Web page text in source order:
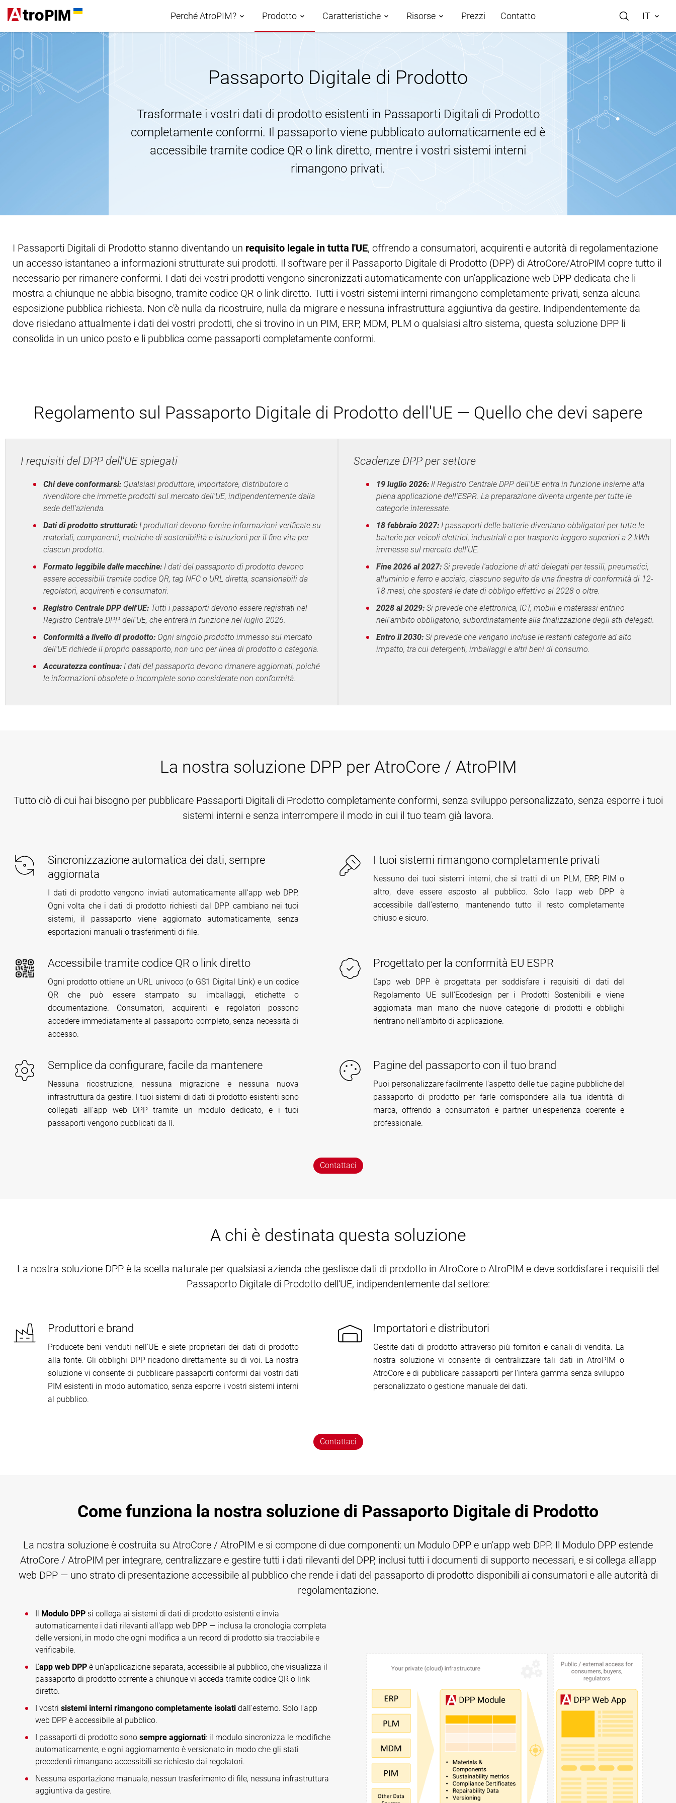
Perché AtroPIM? Prodotto
Roadmap
Classificazione dei dati del
Sindacato dei dati di
Conformità PPWR
Moduli
Integrazioni
PIM Amazon Integration
Caratteristiche
Panoramica delle
Gestione dei dati
Tassonomie
Esportazione dei dati
Gestione degli accessi
Risorse
Demos
AtroCore Store
Centro di assistenza
Prezzi Contatto IT
Passaporto Digitale di Prodotto
Trasformate i vostri dati di prodotto esistenti in Passaporti Digitali di Prodotto
completamente conformi. Il passaporto viene pubblicato automaticamente ed è
accessibile tramite codice QR o link diretto, mentre i vostri sistemi interni
rimangono privati.
I Passaporti Digitali di Prodotto stanno diventando un requisito legale in tutta l'UE, offrendo a consumatori, acquirenti e autorità di regolamentazione
un accesso istantaneo a informazioni strutturate sui prodotti. Il software per il Passaporto Digitale di Prodotto (DPP) di AtroCore/AtroPIM copre tutto il
necessario per rimanere conformi. I dati dei vostri prodotti vengono sincronizzati automaticamente con un'applicazione web DPP dedicata che li
mostra a chiunque ne abbia bisogno, tramite codice QR o link diretto. Tutti i vostri sistemi interni rimangono completamente privati, senza alcuna
esposizione pubblica richiesta. Non c'è nulla da ricostruire, nulla da migrare e nessuna infrastruttura aggiuntiva da gestire. Indipendentemente da
dove risiedano attualmente i dati dei vostri prodotti, che si trovino in un PIM, ERP, MDM, PLM o qualsiasi altro sistema, questa soluzione DPP li
consolida in un unico posto e li pubblica come passaporti completamente conformi.
Regolamento sul Passaporto Digitale di Prodotto dell'UE — Quello che devi sapere
I requisiti del DPP dell'UE spiegati
Chi deve conformarsi: Qualsiasi produttore, importatore, distributore o
rivenditore che immette prodotti sul mercato dell'UE, indipendentemente dalla
sede dell'azienda.
Dati di prodotto strutturati: I produttori devono fornire informazioni verificate su
materiali, componenti, metriche di sostenibilità e istruzioni per il fine vita per
ciascun prodotto.
Formato leggibile dalle macchine: I dati del passaporto di prodotto devono
essere accessibili tramite codice QR, tag NFC o URL diretta, scansionabili da
regolatori, acquirenti e consumatori.
Registro Centrale DPP dell'UE: Tutti i passaporti devono essere registrati nel
Registro Centrale DPP dell'UE, che entrerà in funzione nel luglio 2026.
Conformità a livello di prodotto: Ogni singolo prodotto immesso sul mercato
dell'UE richiede il proprio passaporto, non uno per linea di prodotto o categoria.
Accuratezza continua: I dati del passaporto devono rimanere aggiornati, poiché
le informazioni obsolete o incomplete sono considerate non conformità.
Scadenze DPP per settore
19 luglio 2026: Il Registro Centrale DPP dell'UE entra in funzione insieme alla
piena applicazione dell'ESPR. La preparazione diventa urgente per tutte le
categorie interessate.
18 febbraio 2027: I passaporti delle batterie diventano obbligatori per tutte le
batterie per veicoli elettrici, industriali e per trasporto leggero superiori a 2 kWh
immesse sul mercato dell'UE.
Fine 2026 al 2027: Si prevede l'adozione di atti delegati per tessili, pneumatici,
alluminio e ferro e acciaio, ciascuno seguito da una finestra di conformità di 12-
18 mesi, che sposterà le date di obbligo effettivo al 2028 o oltre.
2028 al 2029: Si prevede che elettronica, ICT, mobili e materassi entrino
nell'ambito obbligatorio, subordinatamente alla finalizzazione degli atti delegati.
Entro il 2030: Si prevede che vengano incluse le restanti categorie ad alto
impatto, tra cui detergenti, imballaggi e altri beni di consumo.
La nostra soluzione DPP per AtroCore / AtroPIM
Tutto ciò di cui hai bisogno per pubblicare Passaporti Digitali di Prodotto completamente conformi, senza sviluppo personalizzato, senza esporre i tuoi
sistemi interni e senza interrompere il modo in cui il tuo team già lavora.
Sincronizzazione automatica dei dati, sempre
aggiornata
I dati di prodotto vengono inviati automaticamente all'app web DPP.
Ogni volta che i dati di prodotto richiesti dal DPP cambiano nei tuoi
sistemi, il passaporto viene aggiornato automaticamente, senza
esportazioni manuali o trasferimenti di file.
I tuoi sistemi rimangono completamente privati
Nessuno dei tuoi sistemi interni, che si tratti di un PLM, ERP, PIM o
altro, deve essere esposto al pubblico. Solo l'app web DPP è
accessibile dall'esterno, mantenendo tutto il resto completamente
chiuso e sicuro.
Accessibile tramite codice QR o link diretto
Ogni prodotto ottiene un URL univoco (o GS1 Digital Link) e un codice
QR che può essere stampato su imballaggi, etichette o
documentazione. Consumatori, acquirenti e regolatori possono
accedere immediatamente al passaporto completo, senza necessità di
accesso.
Progettato per la conformità EU ESPR
L'app web DPP è progettata per soddisfare i requisiti di dati del
Regolamento UE sull'Ecodesign per i Prodotti Sostenibili e viene
aggiornata man mano che nuove categorie di prodotti e obblighi
rientrano nell'ambito di applicazione.
Semplice da configurare, facile da mantenere
Nessuna ricostruzione, nessuna migrazione e nessuna nuova
infrastruttura da gestire. I tuoi sistemi di dati di prodotto esistenti sono
collegati all'app web DPP tramite un modulo dedicato, e i tuoi
passaporti vengono pubblicati da lì.
Pagine del passaporto con il tuo brand
Puoi personalizzare facilmente l'aspetto delle tue pagine pubbliche del
passaporto di prodotto per farle corrispondere alla tua identità di
marca, offrendo a consumatori e partner un'esperienza coerente e
professionale.
Contattaci
A chi è destinata questa soluzione
La nostra soluzione DPP è la scelta naturale per qualsiasi azienda che gestisce dati di prodotto in AtroCore o AtroPIM e deve soddisfare i requisiti del
Passaporto Digitale di Prodotto dell'UE, indipendentemente dal settore:
Produttori e brand
Producete beni venduti nell'UE e siete proprietari dei dati di prodotto
alla fonte. Gli obblighi DPP ricadono direttamente su di voi. La nostra
soluzione vi consente di pubblicare passaporti conformi dai vostri dati
PIM esistenti in modo automatico, senza esporre i vostri sistemi interni
al pubblico.
Importatori e distributori
Gestite dati di prodotto attraverso più fornitori e canali di vendita. La
nostra soluzione vi consente di centralizzare tali dati in AtroPIM o
AtroCore e di pubblicare passaporti per l'intera gamma senza sviluppo
personalizzato o gestione manuale dei dati.
Contattaci
Come funziona la nostra soluzione di Passaporto Digitale di Prodotto
La nostra soluzione è costruita su AtroCore / AtroPIM e si compone di due componenti: un Modulo DPP e un'app web DPP. Il Modulo DPP estende
AtroCore / AtroPIM per integrare, centralizzare e gestire tutti i dati rilevanti del DPP, inclusi tutti i documenti di supporto necessari, e si collega all'app
web DPP — uno strato di presentazione accessibile al pubblico che rende i dati del passaporto di prodotto disponibili ai consumatori e alle autorità di
regolamentazione.
Il Modulo DPP si collega ai sistemi di dati di prodotto esistenti e invia
automaticamente i dati rilevanti all'app web DPP — inclusa la cronologia completa
delle versioni, in modo che ogni modifica a un record di prodotto sia tracciabile e
verificabile.
L'app web DPP è un'applicazione separata, accessibile al pubblico, che visualizza il
passaporto di prodotto corrente a chiunque vi acceda tramite codice QR o link
diretto.
I vostri sistemi interni rimangono completamente isolati dall'esterno. Solo l'app
web DPP è accessibile al pubblico.
I passaporti di prodotto sono sempre aggiornati: il modulo sincronizza le modifiche
automaticamente, e ogni aggiornamento è versionato in modo che gli stati
precedenti rimangano accessibili se richiesto dai regolatori.
Nessuna esportazione manuale, nessun trasferimento di file, nessuna infrastruttura
aggiuntiva da gestire.